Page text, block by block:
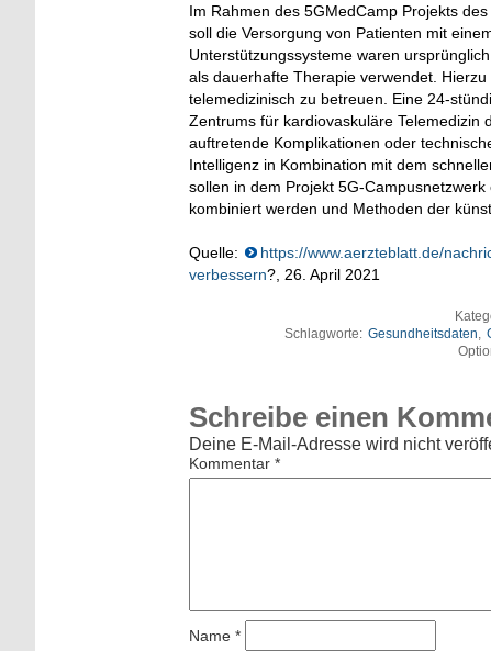
Im Rahmen des 5GMedCamp Projekts
soll die Versorgung von Patienten mit
Unterstützungssysteme waren
als dauerhafte Therapie verwendet.
telemedizinisch zu betreuen. Eine 24-
Zentrums für kardiovaskuläre Telemedizin
auftretende Komplikationen oder
Intelligenz in Kombination mit dem
sollen in dem Projekt 5G-
kombiniert werden und Methoden der
Quelle:
https://www.aerzteblatt.de/
verbessern?, 26. April 2021
Schlagworte: Gesundheitsdaten,
Schreibe einen
Deine E-Mail-Adresse wird nicht
Kommentar *
Name *